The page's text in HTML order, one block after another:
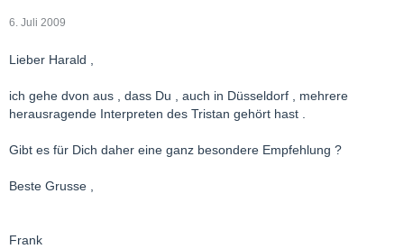
6. Juli 2009
Lieber Harald ,
ich gehe dvon aus , dass Du , auch in Düsseldorf , mehrere
herausragende Interpreten des Tristan gehört hast .
Gibt es für Dich daher eine ganz besondere Empfehlung ?
Beste Grusse ,
Frank